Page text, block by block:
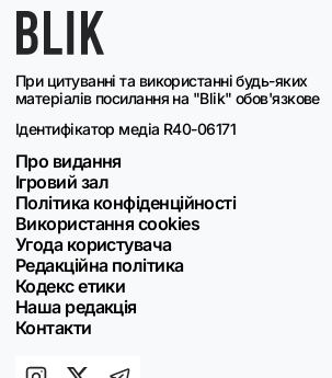
При цитуванні та використанні будь-яких
матеріалів посилання на "Blik" обов'язкове
Ідентифікатор медіа R40-06171
Про видання
Ігровий зал
Політика конфіденційності
Використання cookies
Угода користувача
Редакційна політика
Кодекс етики
Наша редакція
Контакти